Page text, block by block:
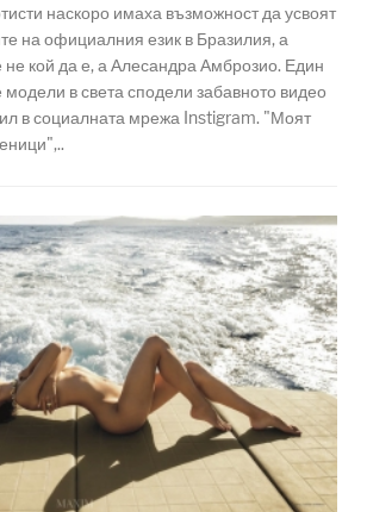
наскоро имаха възможност да усвоят
на официалния език в Бразилия, а
кой да е, а Алесандра Амброзио. Един
в света сподели забавното видео
в социалната мрежа Instigram. "Моят